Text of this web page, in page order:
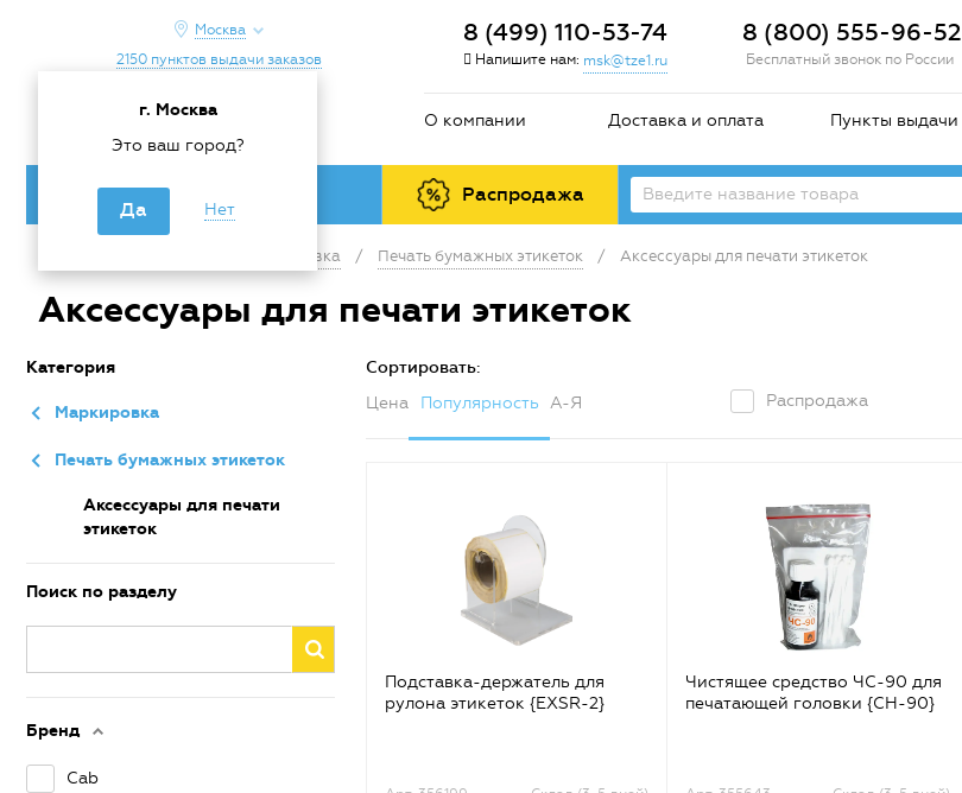
Москва
г. Москва
Это ваш город?
Да Нет
2150 пунктов выдачи заказов
8 (499) 110-53-74
Напишите нам: msk@tze1.ru
8 (800) 555-96-52
Бесплатный звонок по России
О компании Доставка и оплата Пункты выдачи
Каталог товаров Распродажа
Маркировка / Печать бумажных этикеток / Аксессуары для печати этикеток
Аксессуары для печати этикеток
Категория
Маркировка
Печать бумажных этикеток
Аксессуары для печати
этикеток
Поиск по разделу
Бренд
Cab
Сортировать:
Цена
Популярность А-Я Распродажа
Подставка-держатель для
рулона этикеток {EXSR-2}
Чистящее средство ЧС-90 для
печатающей головки {CH-90}